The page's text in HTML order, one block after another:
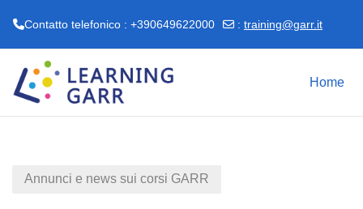
Contatto telefonico : +390649622000 : training@garr.it
Home
Annunci e news sui corsi GARR